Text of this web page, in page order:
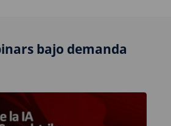
bajo demanda